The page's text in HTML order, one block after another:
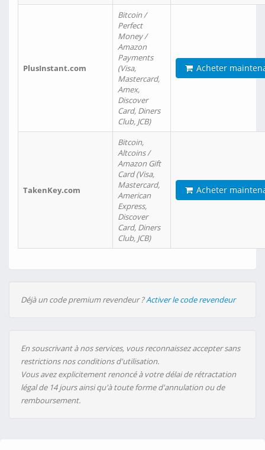
PlusInstant.com
Bitcoin /
Perfect
Money /
Amazon
Payments
(Visa,
Mastercard,
Amex,
Discover
Card, Diners
Club, JCB)
Acheter
TakenKey.com
Bitcoin,
Altcoins /
Amazon Gift
Card (Visa,
Mastercard,
American
Express,
Discover
Card, Diners
Club, JCB)
Acheter
Déjà un code premium revendeur ?Activer le code revendeur
En souscrivant à nos services, vous reconnaissez accepter sans
restrictions nos conditions d'utilisation.
Vous avez explicitement renoncé à votre délai de rétractation
légal de 14 jours ainsi qu'à toute forme d'annulation ou de
remboursement.